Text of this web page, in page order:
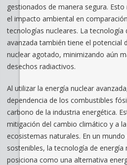
gestionados de manera segura.
el impacto ambiental en
tecnologías nucleares. La tecnología
avanzada también tiene el potencial
nuclear agotado, minimizando aún
desechos radiactivos.
Al utilizar la energía nuclear
dependencia de los combustibles
carbono de la industria energética.
mitigación del cambio climático y a
ecosistemas naturales. En un
sostenibles, la tecnología de energía
posiciona como una alternativa